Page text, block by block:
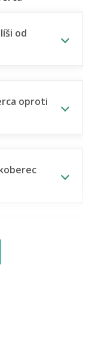
od
oproti